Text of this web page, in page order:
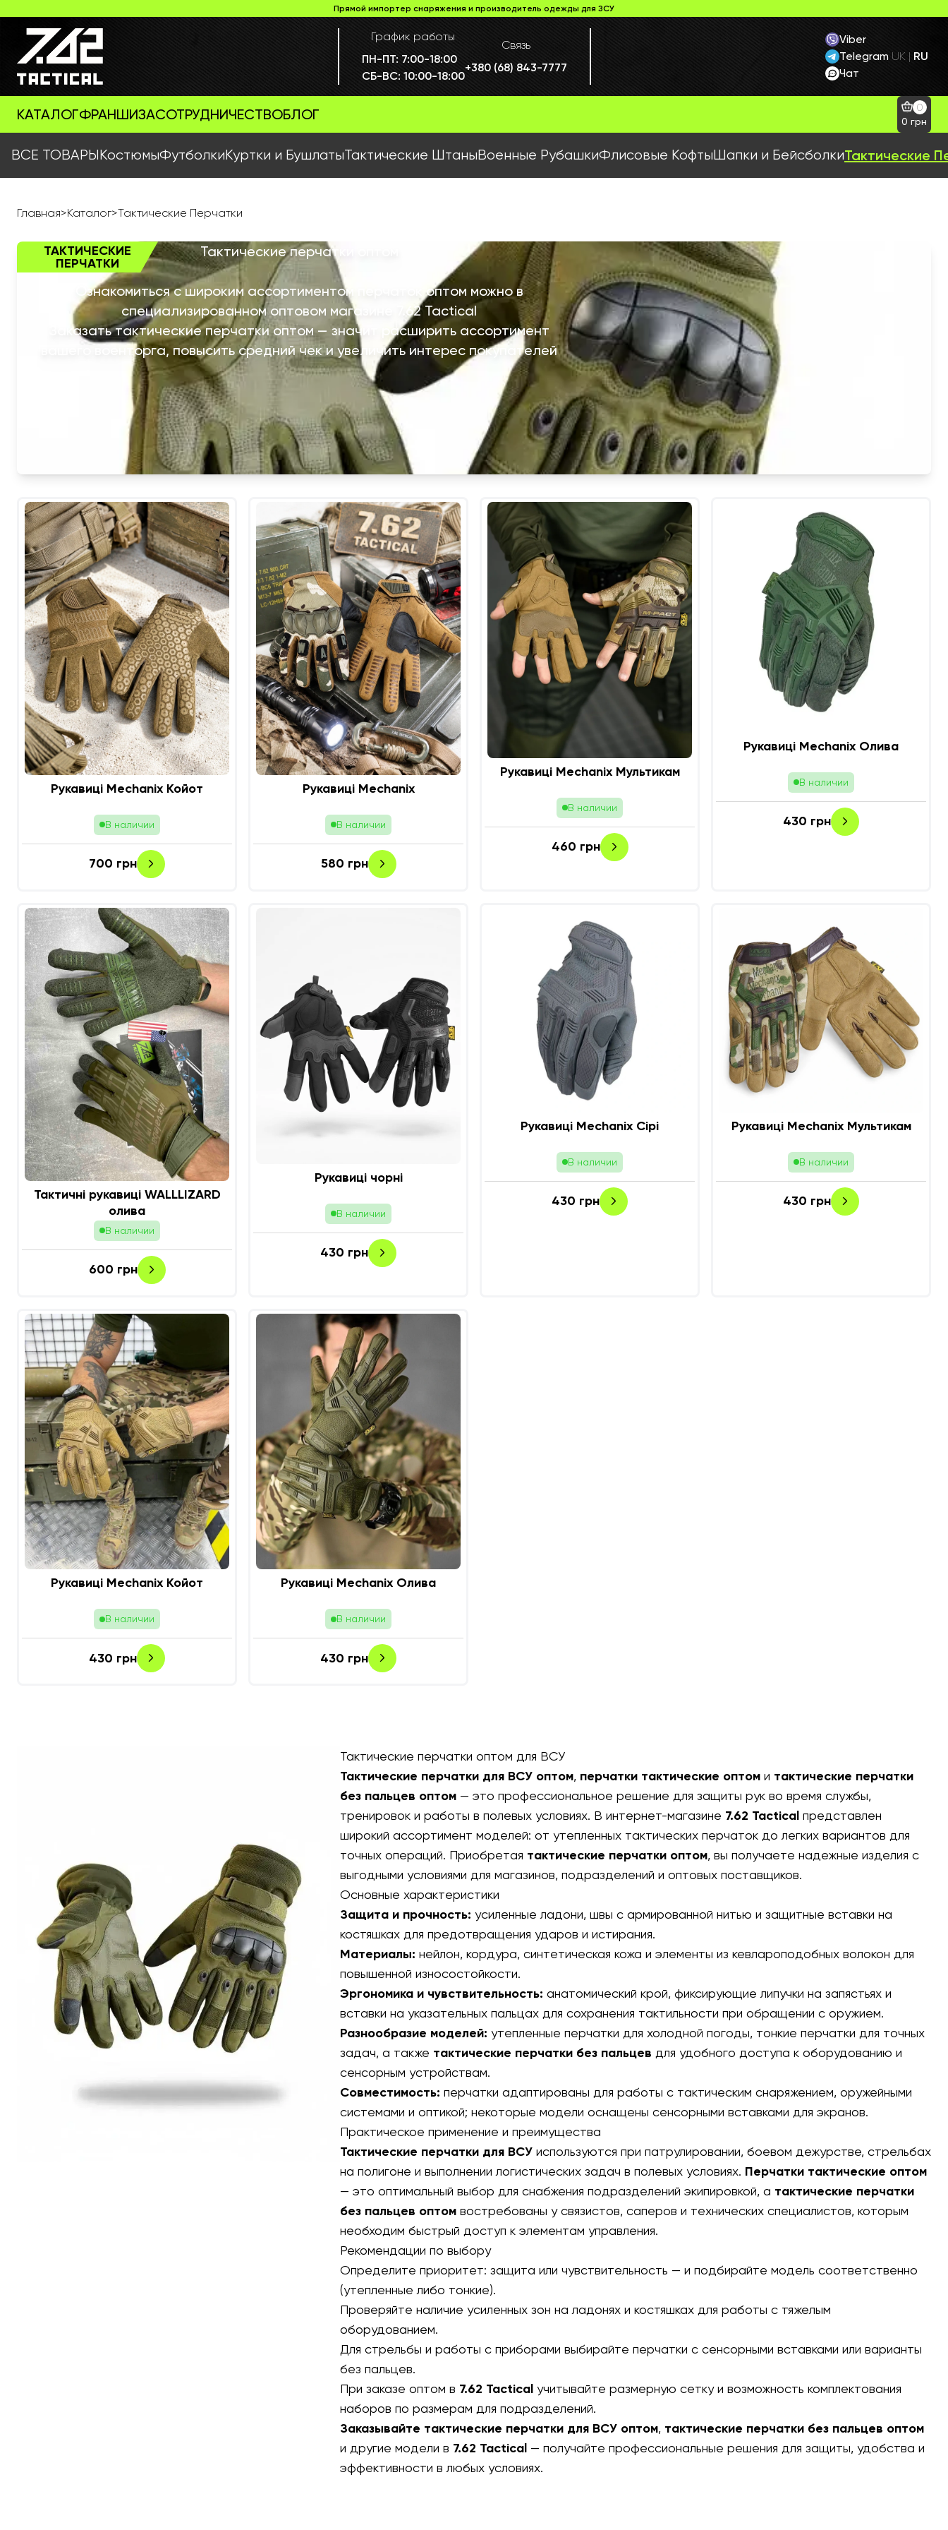
Прямой импортер снаряжения и производитель одежды для ЗСУ
График работы
ПН-ПТ: 7:00-18:00
СБ-ВС: 10:00-18:00
Связь
+380 (68) 843-7777
Viber
Telegram
Чат
UK | RU
КАТАЛОГФРАНШИЗАСОТРУДНИЧЕСТВОБЛОГ
0
0 грн
ВСЕ ТОВАРЫКостюмыФутболкиКуртки и БушлатыТактические ШтаныВоенные РубашкиФлисовые КофтыШапки и БейсболкиТактические
Главная>Каталог>Тактические Перчатки
ТАКТИЧЕСКИЕ
ПЕРЧАТКИ
Тактические перчатки оптом
Ознакомиться с широким ассортиментом перчаток оптом можно в
специализированном оптовом магазине 7.62 Tactical
Заказать тактические перчатки оптом — значит расширить ассортимент
вашего военторга, повысить средний чек и увеличить интерес покупателей
Рукавиці Mechanix Койот
В наличии
700 грн
Рукавиці Mechanix
В наличии
580 грн
Рукавиці Mechanix Мультикам
В наличии
460 грн
Рукавиці Mechanix Олива
В наличии
430 грн
Тактичні рукавиці WALLLIZARD
олива
В наличии
600 грн
Рукавиці чорні
В наличии
430 грн
Рукавиці Mechanix Сірі
В наличии
430 грн
Рукавиці Mechanix Мультикам
В наличии
430 грн
Рукавиці Mechanix Койот
В наличии
430 грн
Рукавиці Mechanix Олива
В наличии
430 грн
Тактические перчатки оптом для ВСУ
Тактические перчатки для ВСУ оптом, перчатки тактические оптом и тактические перчатки
без пальцев оптом — это профессиональное решение для защиты рук во время службы,
тренировок и работы в полевых условиях. В интернет-магазине 7.62 Tactical представлен
широкий ассортимент моделей: от утепленных тактических перчаток до легких вариантов для
точных операций. Приобретая тактические перчатки оптом, вы получаете надежные изделия с
выгодными условиями для магазинов, подразделений и оптовых поставщиков.
Основные характеристики
Защита и прочность: усиленные ладони, швы с армированной нитью и защитные вставки на
костяшках для предотвращения ударов и истирания.
Материалы: нейлон, кордура, синтетическая кожа и элементы из кевлароподобных волокон для
повышенной износостойкости.
Эргономика и чувствительность: анатомический крой, фиксирующие липучки на запястьях и
вставки на указательных пальцах для сохранения тактильности при обращении с оружием.
Разнообразие моделей: утепленные перчатки для холодной погоды, тонкие перчатки для точных
задач, а также тактические перчатки без пальцев для удобного доступа к оборудованию и
сенсорным устройствам.
Совместимость: перчатки адаптированы для работы с тактическим снаряжением, оружейными
системами и оптикой; некоторые модели оснащены сенсорными вставками для экранов.
Практическое применение и преимущества
Тактические перчатки для ВСУ используются при патрулировании, боевом дежурстве, стрельбах
на полигоне и выполнении логистических задач в полевых условиях. Перчатки тактические оптом
— это оптимальный выбор для снабжения подразделений экипировкой, а тактические перчатки
без пальцев оптом востребованы у связистов, саперов и технических специалистов, которым
необходим быстрый доступ к элементам управления.
Рекомендации по выбору
Определите приоритет: защита или чувствительность — и подбирайте модель соответственно
(утепленные либо тонкие).
Проверяйте наличие усиленных зон на ладонях и костяшках для работы с тяжелым
оборудованием.
Для стрельбы и работы с приборами выбирайте перчатки с сенсорными вставками или варианты
без пальцев.
При заказе оптом в 7.62 Tactical учитывайте размерную сетку и возможность комплектования
наборов по размерам для подразделений.
Заказывайте тактические перчатки для ВСУ оптом, тактические перчатки без пальцев оптом
и другие модели в 7.62 Tactical — получайте профессиональные решения для защиты, удобства и
эффективности в любых условиях.